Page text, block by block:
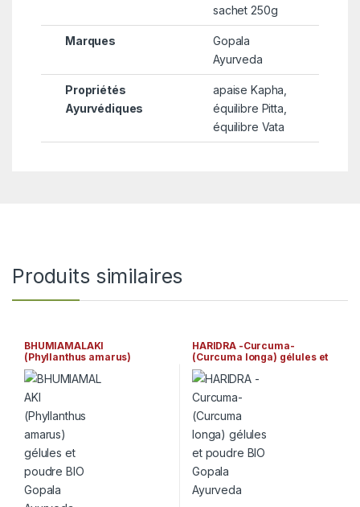
sachet 250g
Marques
Gopala
Ayurveda
Propriétés
Ayurvédiques
apaise Kapha,
équilibre Pitta,
équilibre Vata
Produits similaires
BHUMIAMALAKI
(Phyllanthus amarus)
gélules et poudre BIO
Gopala Ayurveda
HARIDRA -Curcuma-
(Curcuma longa) gélules et
poudre BIO Gopala
Ayurveda